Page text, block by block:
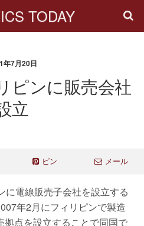
TODAY
年7月20日
ピンに販売会社
立
ピン メール
に電線販売子会社を設立する
年2月にフィリピンで製造
点を設立することで同国で